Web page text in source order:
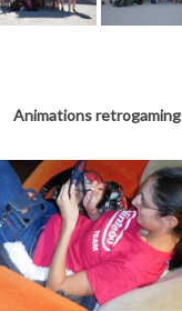
Animations retrogaming